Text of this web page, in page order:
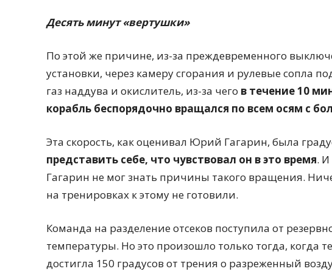
Десять минут «вертушки»
По этой же причине, из-за преждевременного
установки, через камеру сгорания и рулевые сопла
газ наддува и окислитель, из-за чего в течение 10
корабль беспорядочно вращался по всем осям с
Эта скорость, как оценивал Юрий Гагарин, была
представить себе, что чувствовал он в это время. И
Гагарин не мог знать причины такого вращения.
на тренировках к этому не готовили.
Команда на разделение отсеков поступила от
температуры. Но это произошло только тогда, когда
достигла 150 градусов от трения о разреженный